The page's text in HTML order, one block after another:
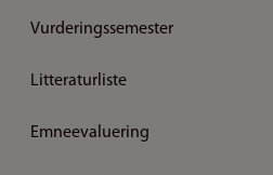
Vurderingssemester
Litteraturliste
Emneevaluering